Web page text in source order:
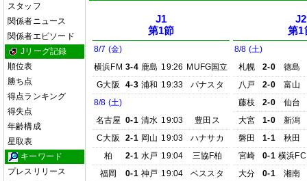
スタッフ
関係者ニュース
関係者エピソード
Jリーグ記録
順位表
勝ち点
得点ランキング
得失点
年齢構成
星取表
キーワード
プレスリリース
J1
第1節
8/7 (金)
横浜FM 3-4 鹿島 19:26 MUFG国立
G大阪
4-3 浦和 19:33
パナスタ
8/8 (土)
名古屋 0-1 清水 19:03
豊田ス
C大阪
2-1 岡山 19:03
ハナサカ
柏
2-1 水戸 19:04
三協F柏
福岡
0-1 神戸 19:04
ベススタ
J2
第1
8/8 (土)
札幌
2-0
徳島
八戸
2-0
富山
藤枝
2-0
仙台
大宮
1-0
新潟
磐田
1-1
秋田
宮崎
0-1 横浜FC
大分
0-1
湘南